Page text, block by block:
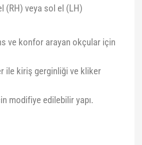
(RH) veya sol el (LH)
ve konfor arayan okçular için
ile kiriş gerginliği ve kliker
modifiye edilebilir yapı.